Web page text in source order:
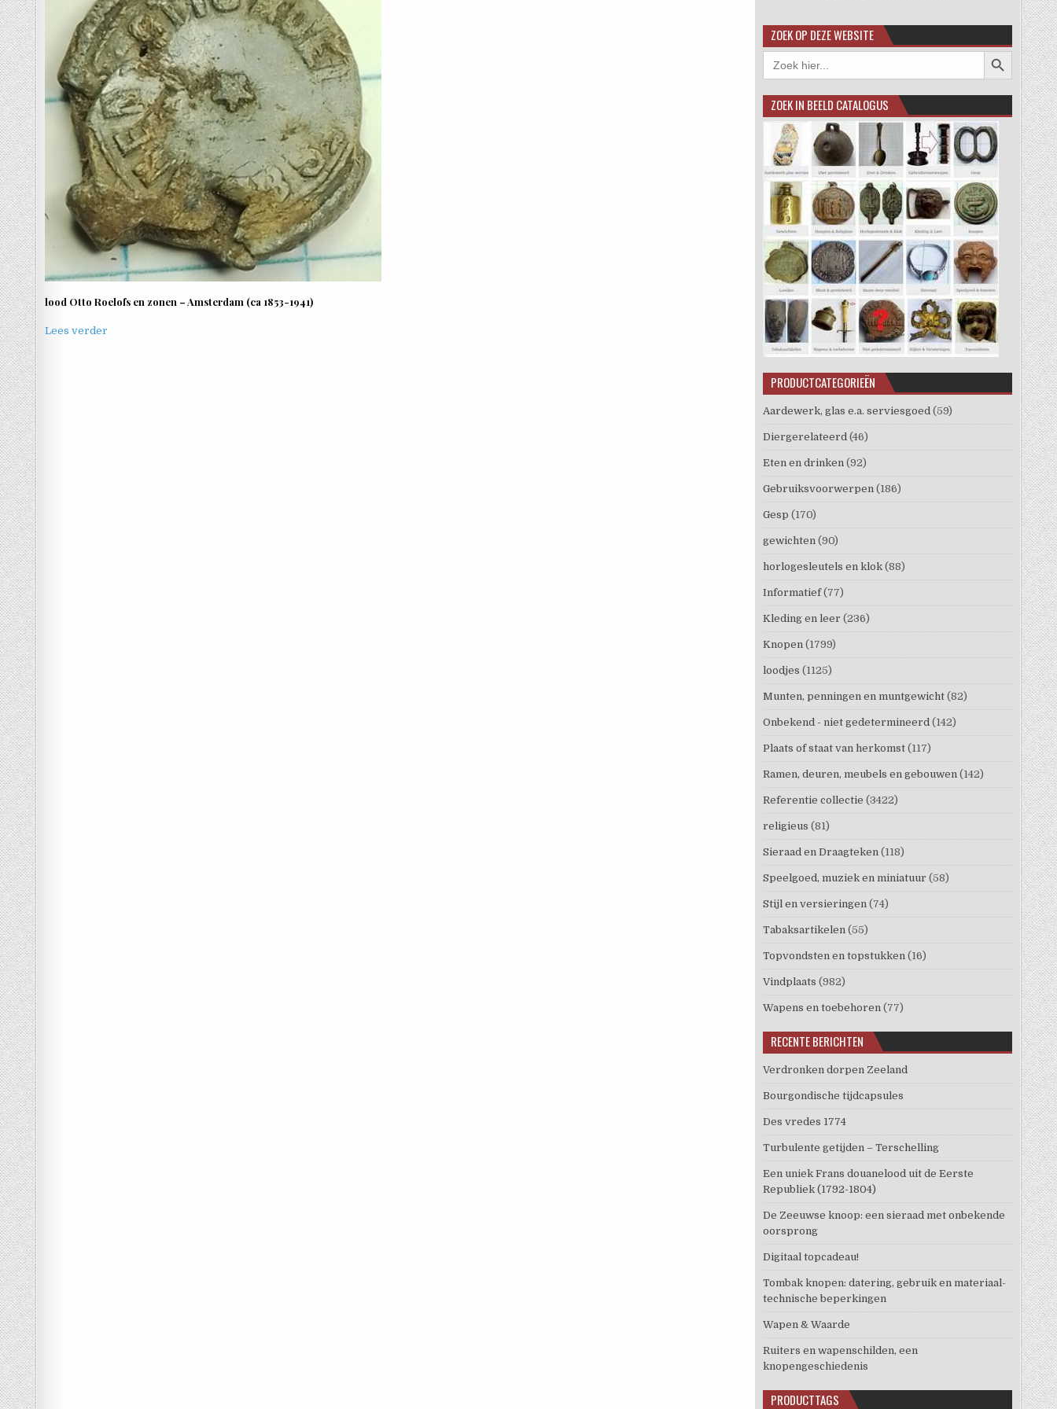
lood Otto Roelofs en zonen – Amsterdam (ca 1853-1941)
Lees verder
ZOEK OP DEZE WEBSITE
Zoek
naar:
Zoekknop
ZOEK IN BEELD CATALOGUS
PRODUCTCATEGORIEËN
Aardewerk, glas e.a. serviesgoed (59)
Diergerelateerd (46)
Eten en drinken (92)
Gebruiksvoorwerpen (186)
Gesp (170)
gewichten (90)
horlogesleutels en klok (88)
Informatief (77)
Kleding en leer (236)
Knopen (1799)
loodjes (1125)
Munten, penningen en muntgewicht (82)
Onbekend - niet gedetermineerd (142)
Plaats of staat van herkomst (117)
Ramen, deuren, meubels en gebouwen (142)
Referentie collectie (3422)
religieus (81)
Sieraad en Draagteken (118)
Speelgoed, muziek en miniatuur (58)
Stijl en versieringen (74)
Tabaksartikelen (55)
Topvondsten en topstukken (16)
Vindplaats (982)
Wapens en toebehoren (77)
RECENTE BERICHTEN
Verdronken dorpen Zeeland
Bourgondische tijdcapsules
Des vredes 1774
Turbulente getijden – Terschelling
Een uniek Frans douanelood uit de Eerste
Republiek (1792-1804)
De Zeeuwse knoop: een sieraad met onbekende
oorsprong
Digitaal topcadeau!
Tombak knopen: datering, gebruik en materiaal-
technische beperkingen
Wapen & Waarde
Ruiters en wapenschilden, een
knopengeschiedenis
PRODUCTTAGS